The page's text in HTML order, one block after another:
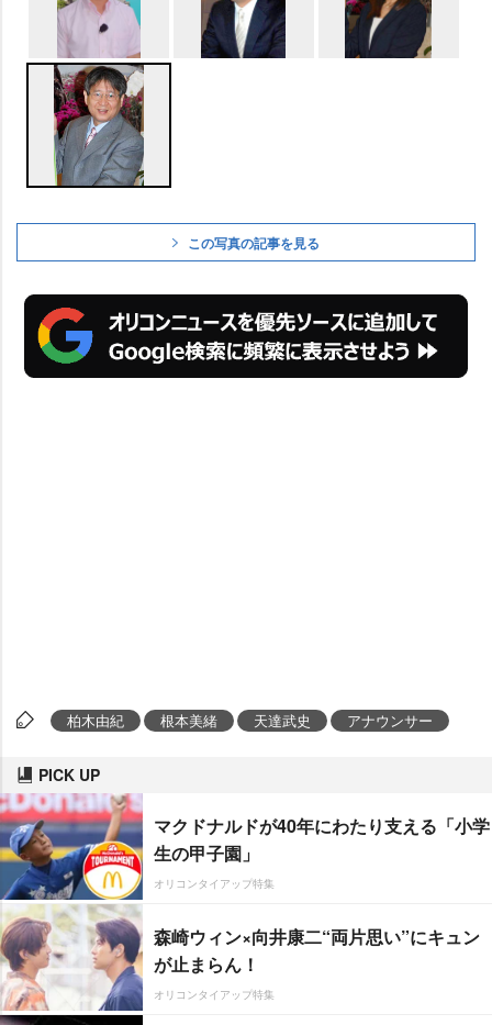
この写真の記事を見る
柏木由紀 根本美緒 天達武史 アナウンサー
PICK UP
マクドナルドが40年にわたり支える「小学
生の甲子園」
オリコンタイアップ特集
森崎ウィン×向井康二“両片思い”にキュン
が止まらん！
オリコンタイアップ特集